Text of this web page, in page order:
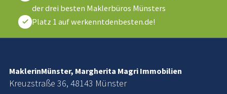
der drei besten Maklerbüros Münsters
Platz 1 auf werkenntdenbesten.de!
MaklerinMünster, Margherita Magri Immobilien
Kreuzstraße 36, 48143 Münster